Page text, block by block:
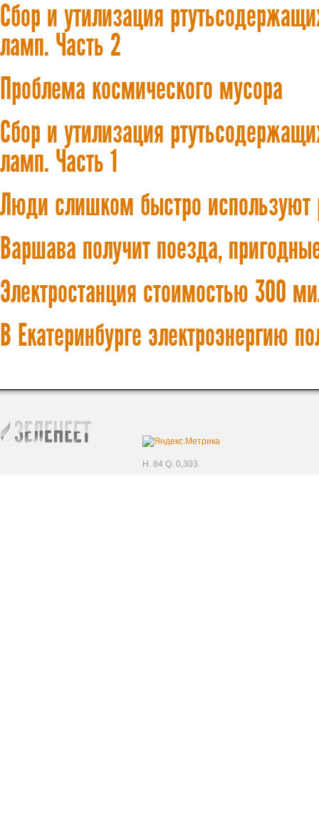
Сбор и утилизация
ламп. Часть 2
Проблема космического мусора
Сбор и утилизация
ламп. Часть 1
Люди слишком быстро
Варшава получит поезда,
Электростанция стоимостью 300
В Екатеринбурге электроэнергию
H. 84 Q. 0,303